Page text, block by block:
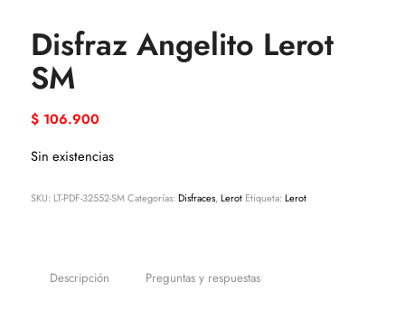
Disfraz Angelito Lerot
SM
$106.900
Sin existencias
SKU: LT-PDF-32552-SM Categorías: Disfraces,Lerot Etiqueta: Lerot
Descripción Preguntas y respuestas